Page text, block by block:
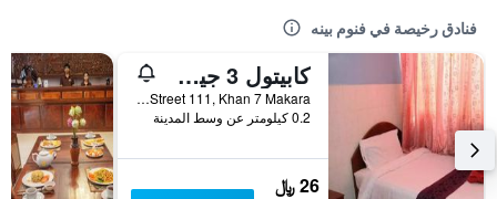
فنادق رخيصة في فنوم بينه
كابيتول 3 جيست هاوس
6CE0, Street 111, Khan 7 Makara, فنوم بينه, كمبوديا
0.2 كيلومتر عن وسط المدينة
26 ﷼